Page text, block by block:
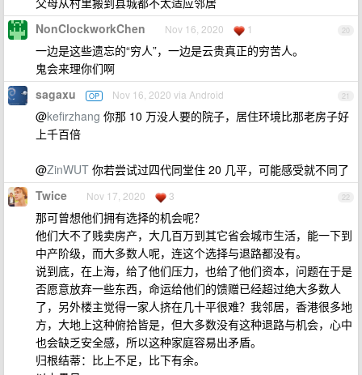
20
NonClockworkChen Nov 16, 2020 1
一边是这些遗忘的“穷人”，一边是云贵真正的穷苦人。
鬼会来理你们啊
21
sagaxu OP Nov 16, 2020 via Android
@kefirzhang 你那 10 万没人要的院子，居住环境比那老房子好
上千百倍
@ZinWUT 你若尝试过四代同堂住 20 几平，可能感受就不同了
22
Twice Nov 17, 2020 3
那可曾想他们拥有选择的机会呢？
他们大不了贱卖房产，大几百万到其它省会城市生活，能一下到
中产阶级，而大多数人呢，连这个选择与退路都没有。
说到底，在上海，给了他们压力，也给了他们资本，问题在于是
否愿意放弃一些东西，命运给他们的馈赠已经超过绝大多数人
了，另外楼主觉得一家人挤在几十平很难？我邻居，香港很多地
方，大地上这种俯拾皆是，但大多数没有这种退路与机会，心中
也会缺乏安全感，所以这种家庭容易出矛盾。
归根结蒂：比上不足，比下有余。